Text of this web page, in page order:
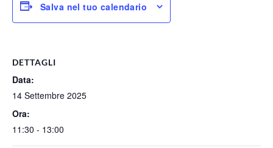
Salva nel tuo calendario
DETTAGLI
Data:
14 Settembre 2025
Ora:
11:30 - 13:00